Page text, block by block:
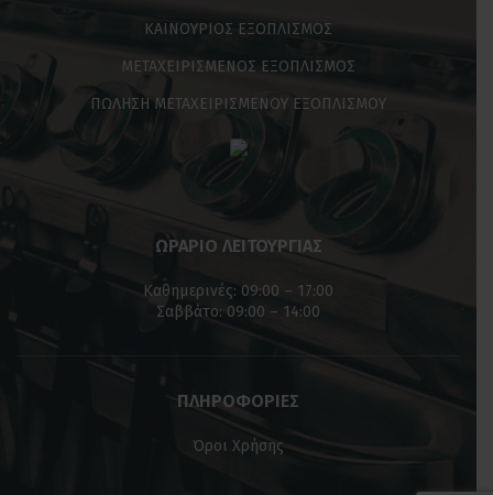
ΚΑΙΝΟΥΡΙΟΣ ΕΞΟΠΛΙΣΜΟΣ
ΜΕΤΑΧΕΙΡΙΣΜΕΝΟΣ ΕΞΟΠΛΙΣΜΟΣ
ΠΩΛΗΣΗ ΜΕΤΑΧΕΙΡΙΣΜΕΝΟΥ ΕΞΟΠΛΙΣΜΟΥ
ΩΡΑΡΙΟ ΛΕΙΤΟΥΡΓΙΑΣ
Καθημερινές: 09:00 – 17:00
Σαββάτο: 09:00 – 14:00
ΠΛΗΡΟΦΟΡΙΕΣ
Όροι Χρήσης